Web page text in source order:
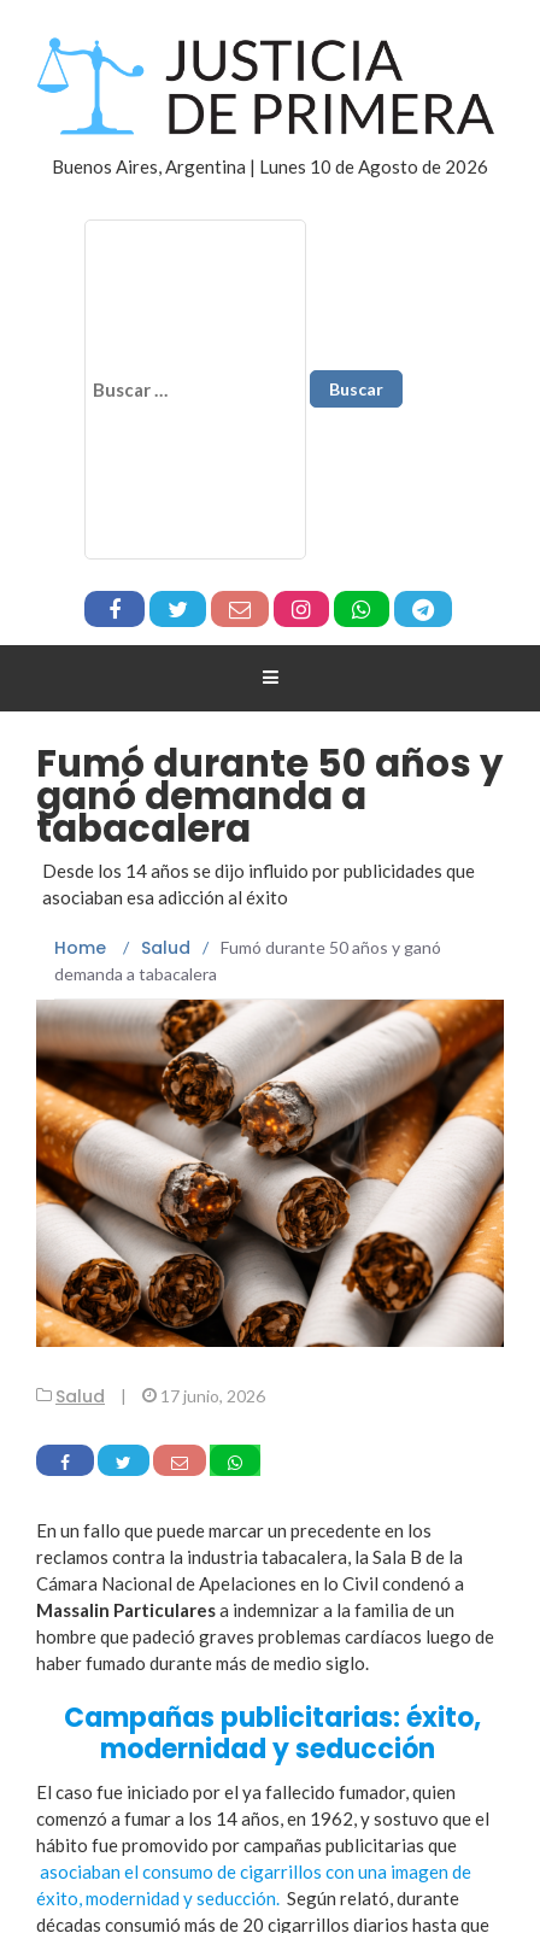
Buenos Aires, Argentina | Lunes 10 de Agosto de 2026
Fumó durante 50 años y
ganó demanda a
tabacalera
Desde los 14 años se dijo influido por publicidades que
asociaban esa adicción al éxito
Home / Salud / Fumó durante 50 años y ganó
demanda a tabacalera
Salud | 17 junio, 2026
En un fallo que puede marcar un precedente en los
reclamos contra la industria tabacalera, la Sala B de la
Cámara Nacional de Apelaciones en lo Civil condenó a
Massalin Particularesa indemnizar a la familia de un
hombre que padeció graves problemas cardíacos luego de
haber fumado durante más de medio siglo.
Campañas publicitarias: éxito,
modernidad y seducción
El caso fue iniciado por el ya fallecido fumador, quien
comenzó a fumar a los 14 años, en 1962, y sostuvo que el
hábito fue promovido por campañas publicitarias que
asociaban el consumo de cigarrillos con una imagen de
éxito, modernidad y seducción. Según relató, durante
décadas consumió más de 20 cigarrillos diarios hasta que